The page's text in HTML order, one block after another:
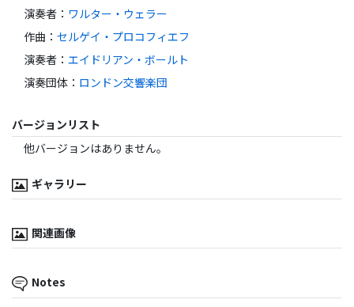
演奏者 ： ワルター・ウェラー
作曲 ： セルゲイ・プロコフィエフ
演奏者 ： エイドリアン・ボールト
演奏団体 ： ロンドン交響楽団
バージョンリスト
他バージョンはありません。
ギャラリー
関連画像
Notes